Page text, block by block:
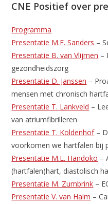
CNE Positief over
Programma
Presentatie M.F. Sanders –
Presentatie B. van Vlijmen –
gezondheidszorg
Presentatie D. Janssen –
mensen met chronisch
Presentatie T. Lankveld –
van atriumfibrilleren
Presentatie T. Koldenhof–
voorkomen we hartfalen bij
Presentatie M.L. Handoko –
(hartfalen)hart, diastolisch
Presentatie M. Zumbrink –
Presentatie V. van Halm –